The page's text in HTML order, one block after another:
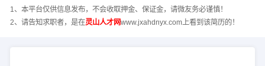
1、本平台仅供信息发布，不会收取押金、保证金，请微友务必谨慎！
2、请告知求职者，是在灵山人才网www.jxahdnyx.com上看到该简历的！